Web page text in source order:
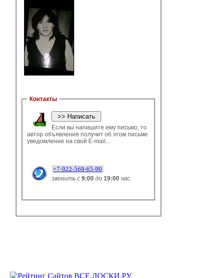
Контакты
Если вы напишите ему письмо, то
автор объявления получит об этом письме
уведомление на свой E-mail...
+7-922-569-65-90
звонить с 9:00 до 19:00 час.